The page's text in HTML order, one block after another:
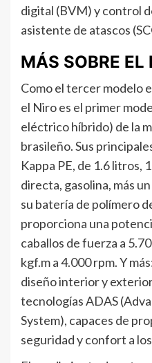
digital (BVM) y control
asistente de atascos
MÁS SOBRE EL
Como el tercer modelo
el Niro es el primer
eléctrico híbrido) de la
brasileño. Sus
Kappa PE, de 1.6 litros,
directa, gasolina, más
su batería de polímero
proporciona una
caballos de fuerza a
kgf.m a 4.000 rpm. Y
diseño interior y
tecnologías ADAS
System), capaces de
seguridad y confort a